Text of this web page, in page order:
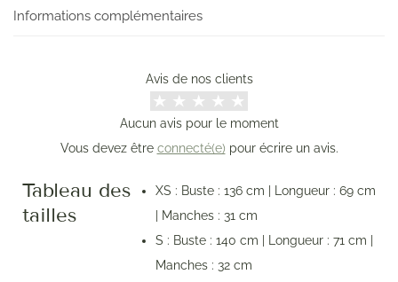
Informations complémentaires
Avis de nos clients
Aucun avis pour le moment
Vous devez être connecté(e) pour écrire un avis.
Tableau des
tailles
XS : Buste : 136 cm | Longueur : 69 cm
| Manches : 31 cm
S : Buste : 140 cm | Longueur : 71 cm |
Manches : 32 cm